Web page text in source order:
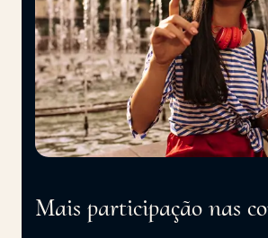
Mais participação nas